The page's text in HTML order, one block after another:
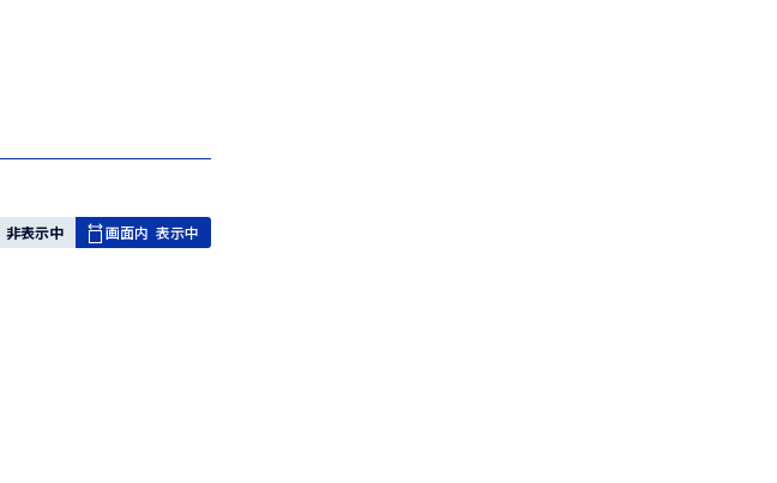
非表示中 画面内 表示中